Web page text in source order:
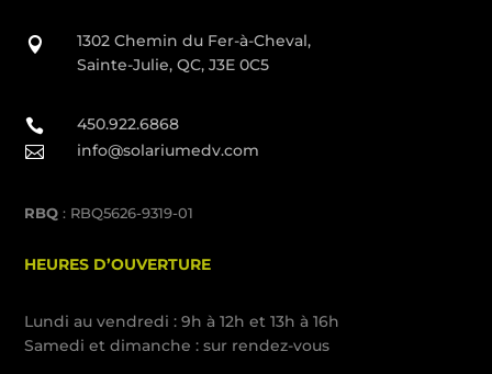

1302 Chemin du Fer-à-Cheval,
Sainte-Julie, QC, J3E 0C5
 450.922.6868
 info@solariumedv.com
RBQ : RBQ5626-9319-01
HEURES D’OUVERTURE
Lundi au vendredi : 9h à 12h et 13h à 16h
Samedi et dimanche : sur rendez-vous